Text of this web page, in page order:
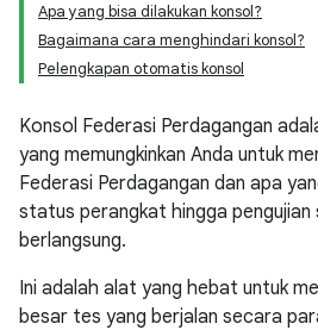
Apa yang bisa dilakukan konsol?
Bagaimana cara menghindari konsol?
Pelengkapan otomatis konsol
Konsol Federasi Perdagangan
yang memungkinkan Anda untuk
Federasi Perdagangan dan apa
status perangkat hingga pengujian
berlangsung.
Ini adalah alat yang hebat untuk
besar tes yang berjalan secara